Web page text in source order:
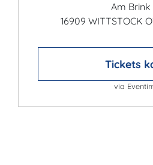
Am Brink
16909 WITTSTOCK
Tickets
via